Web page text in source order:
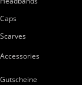
Caps
Scarves
Accessories
Gutscheine